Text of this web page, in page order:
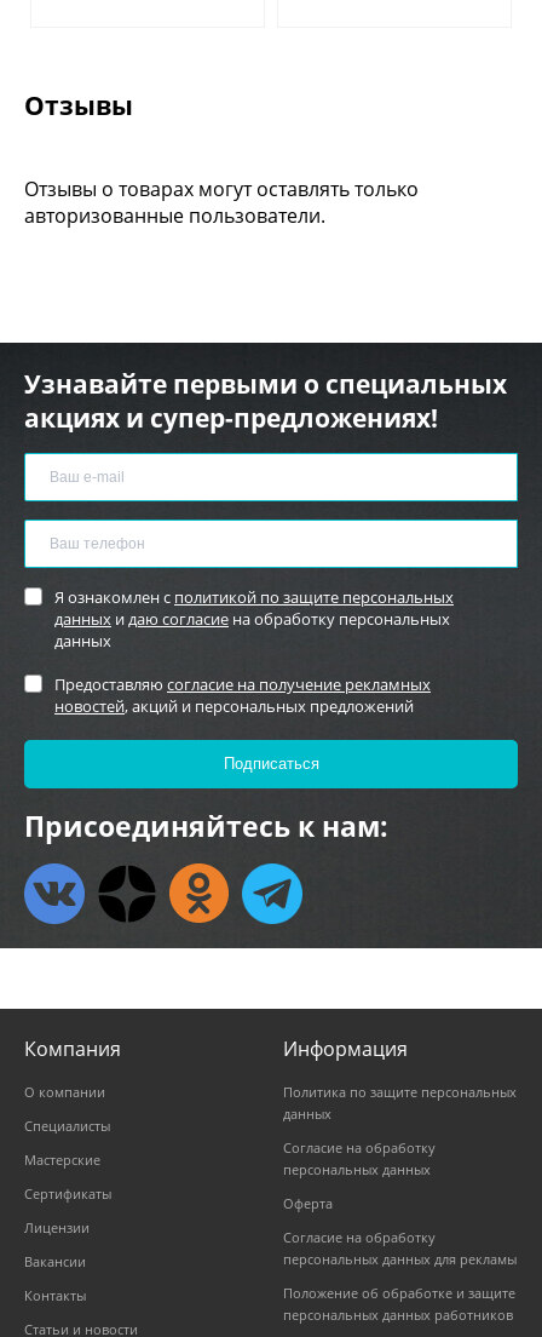
Отзывы
Отзывы о товарах могут оставлять только
авторизованные пользователи.
Узнавайте первыми о специальных
акциях и супер-предложениях!
Я ознакомлен с политикой по защите персональных
данных идаю согласие на обработку персональных
данных
Предоставляю согласие на получение рекламных
новостей, акций и персональных предложений
Присоединяйтесь к нам:
Компания
О компании
Специалисты
Мастерские
Сертификаты
Лицензии
Вакансии
Контакты
Статьи и новости
Информация
Политика по защите персональных
данных
Согласие на обработку
персональных данных
Оферта
Согласие на обработку
персональных данных для рекламы
Положение об обработке и защите
персональных данных работников